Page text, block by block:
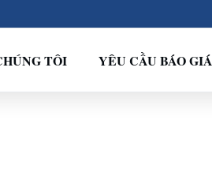
TÔI YÊU CẦU BÁO GIÁ